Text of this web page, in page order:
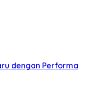
dengan Performa